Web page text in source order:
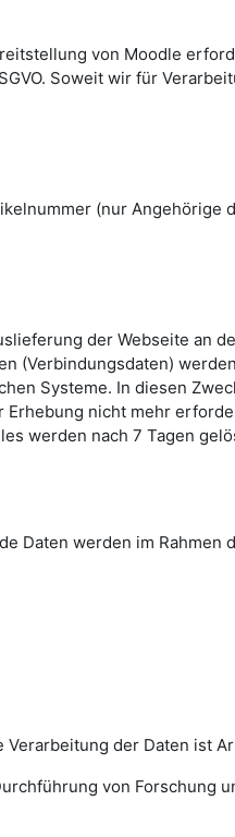
von Moodle
Soweit wir für
(nur Angehörige
der Webseite an
(Verbindungsdaten)
Systeme. In diesen
nicht mehr
werden nach 7 Tagen
Daten werden im Rahmen
der Daten ist
von Forschung